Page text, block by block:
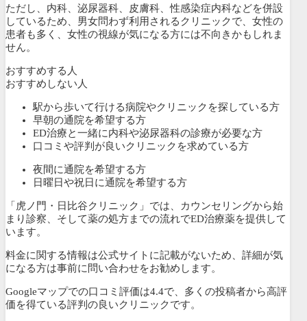
ただし、内科、泌尿器科、皮膚科、性感染症内科などを併設
しているため、男女問わず利用されるクリニックで、女性の
患者も多く、女性の視線が気になる方には不向きかもしれま
せん。
おすすめする人
おすすめしない人
駅から歩いて行ける病院やクリニックを探している方
早朝の通院を希望する方
ED治療と一緒に内科や泌尿器科の診療が必要な方
口コミや評判が良いクリニックを求めている方
夜間に通院を希望する方
日曜日や祝日に通院を希望する方
「虎ノ門・日比谷クリニック」では、カウンセリングから始
まり診察、そして薬の処方までの流れでED治療薬を提供して
います。
料金に関する情報は公式サイトに記載がないため、詳細が気
になる方は事前に問い合わせをお勧めします。
Googleマップでの口コミ評価は4.4で、多くの投稿者から高評
価を得ている評判の良いクリニックです。